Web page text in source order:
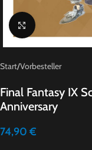
Click to enlarge
Start/Vorbesteller
Final Fantasy IX
Anniversary
74,90 €